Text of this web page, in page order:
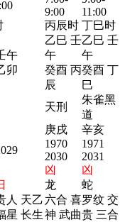
9:00
11:00
丙辰时 丁巳时
午
卯
乙巳 壬
午
癸酉 丙
辰
乙巳 壬
午
癸酉 丁
巳
天刑
朱雀黑
道
庚戌
1970
2030
辛亥
1971
2031
凶
凶
龙
蛇
人 天乙
星 长生
六合 喜
神 武曲
罗纹 交
贵 三合